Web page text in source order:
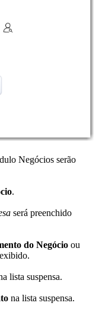
Negócios serão
.
será preenchido
do Negócio ou
lista suspensa.
na lista suspensa.